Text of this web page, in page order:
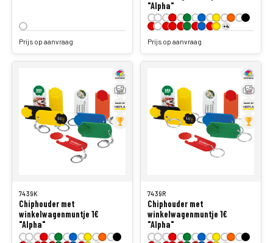
Prijs op aanvraag
+4
Prijs op aanvraag
Chiphouder met
winkelwagenmuntje 1€
"Alpha"
+4
Chiphouder met
winkelwagenmuntje 1€
"Alpha"
+4